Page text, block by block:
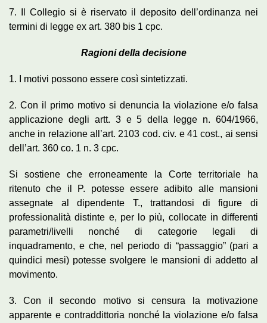
7. Il Collegio si è riservato il deposito dell’ordinanza nei
termini di legge ex art. 380 bis 1 cpc.
Ragioni della decisione
1. I motivi possono essere così sintetizzati.
2. Con il primo motivo si denuncia la violazione e/o falsa
applicazione degli artt. 3 e 5 della legge n. 604/1966,
anche in relazione all’art. 2103 cod. civ. e 41 cost., ai sensi
dell’art. 360 co. 1 n. 3 cpc.
Si sostiene che erroneamente la Corte territoriale ha
ritenuto che il P. potesse essere adibito alle mansioni
assegnate al dipendente T., trattandosi di figure di
professionalità distinte e, per lo più, collocate in differenti
parametri/livelli nonché di categorie legali di
inquadramento, e che, nel periodo di “passaggio” (pari a
quindici mesi) potesse svolgere le mansioni di addetto al
movimento.
3. Con il secondo motivo si censura la motivazione
apparente e contraddittoria nonché la violazione e/o falsa